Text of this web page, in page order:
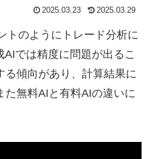
2025.03.23 2025.03.29
トのようにトレード分析に
では精度に問題が出るこ
る傾向があり、計算結果に
た無料AIと有料AIの違いに